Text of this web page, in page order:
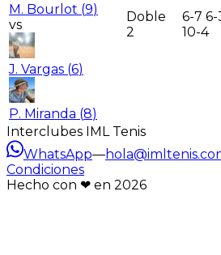
M. Bourlot (9)
vs
J. Vargas (6)
P. Miranda (8)
Doble
2
6-7 6-
10-4
Interclubes IML Tenis
WhatsApp—
Condiciones
Hecho con ❤︎ en 2026